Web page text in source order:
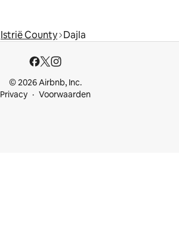
Istrië County Dajla
© 2026 Airbnb, Inc.
Privacy
Voorwaarden